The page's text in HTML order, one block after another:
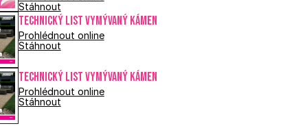
Stáhnout
Technický list VYMÝVANÝ KÁMEN
Prohlédnout online
Stáhnout
Technický list VYMÝVANÝ KÁMEN
Prohlédnout online
Stáhnout